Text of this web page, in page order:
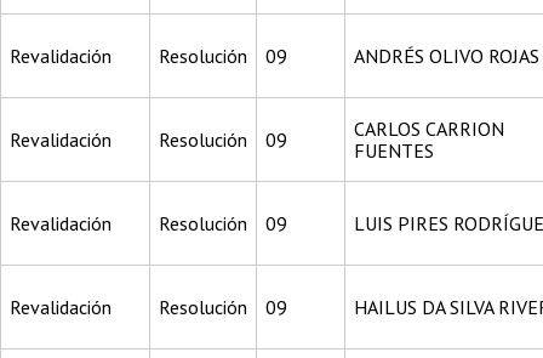
Revalidación Resolución 09 ANDRÉS OLIVO ROJAS
Revalidación Resolución 09
CARLOS CARRION
FUENTES
Revalidación Resolución 09 LUIS PIRES
Revalidación Resolución 09 HAILUS DA SILVA